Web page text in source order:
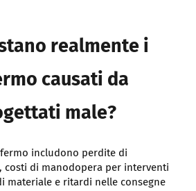
realmente i
causati da
male?
fermo includono perdite di
costi di manodopera per interventi
materiale e ritardi nelle consegne